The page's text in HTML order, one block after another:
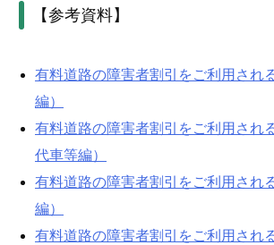
【参考資料】
有料道路の障害者割引をご利用され
編）
有料道路の障害者割引をご利用され
代車等編）
有料道路の障害者割引をご利用され
編）
有料道路の障害者割引をご利用され